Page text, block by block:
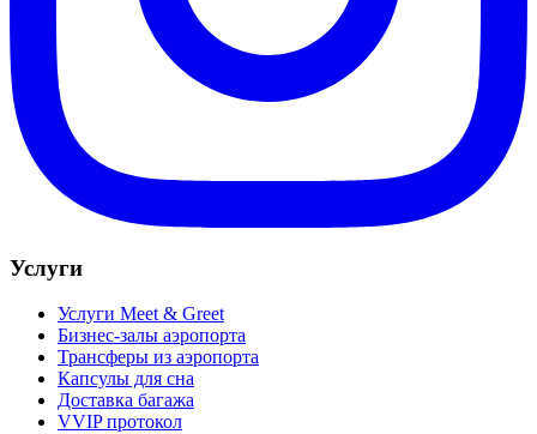
Услуги
Услуги Meet & Greet
Бизнес-залы аэропорта
Трансферы из аэропорта
Капсулы для сна
Доставка багажа
VVIP протокол